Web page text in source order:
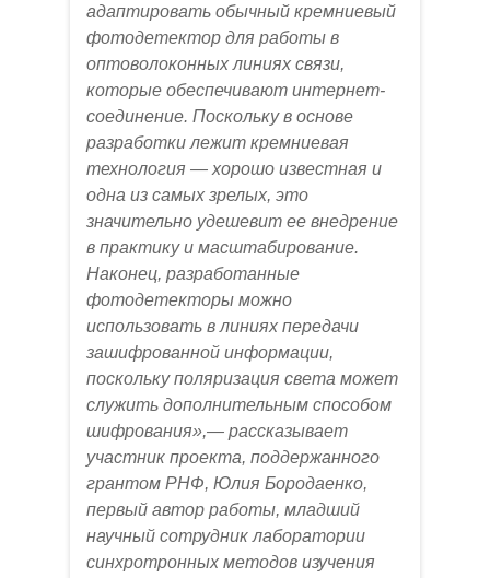
адаптировать обычный кремниевый
фотодетектор для работы в
оптоволоконных линиях связи,
которые обеспечивают интернет-
соединение. Поскольку в основе
разработки лежит кремниевая
технология — хорошо известная и
одна из самых зрелых, это
значительно удешевит ее внедрение
в практику и масштабирование.
Наконец, разработанные
фотодетекторы можно
использовать в линиях передачи
зашифрованной информации,
поскольку поляризация света может
служить дополнительным способом
шифрования»,— рассказывает
участник проекта, поддержанного
грантом РНФ, Юлия Бородаенко,
первый автор работы, младший
научный сотрудник лаборатории
синхротронных методов изучения